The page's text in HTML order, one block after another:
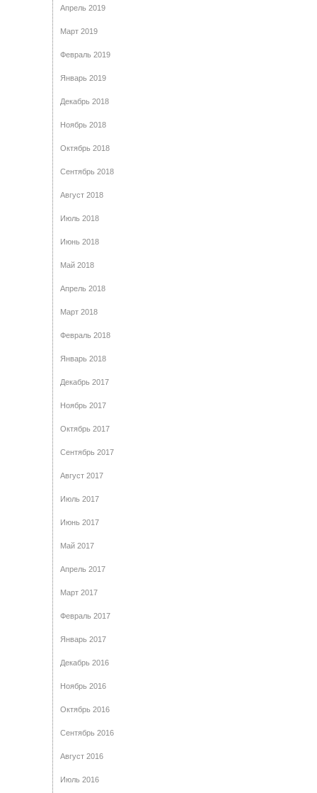
Апрель 2019
Март 2019
Февраль 2019
Январь 2019
Декабрь 2018
Ноябрь 2018
Октябрь 2018
Сентябрь 2018
Август 2018
Июль 2018
Июнь 2018
Май 2018
Апрель 2018
Март 2018
Февраль 2018
Январь 2018
Декабрь 2017
Ноябрь 2017
Октябрь 2017
Сентябрь 2017
Август 2017
Июль 2017
Июнь 2017
Май 2017
Апрель 2017
Март 2017
Февраль 2017
Январь 2017
Декабрь 2016
Ноябрь 2016
Октябрь 2016
Сентябрь 2016
Август 2016
Июль 2016